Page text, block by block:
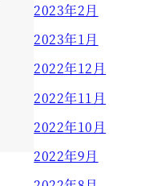
2023年2月
2023年1月
2022年12月
2022年11月
2022年10月
2022年9月